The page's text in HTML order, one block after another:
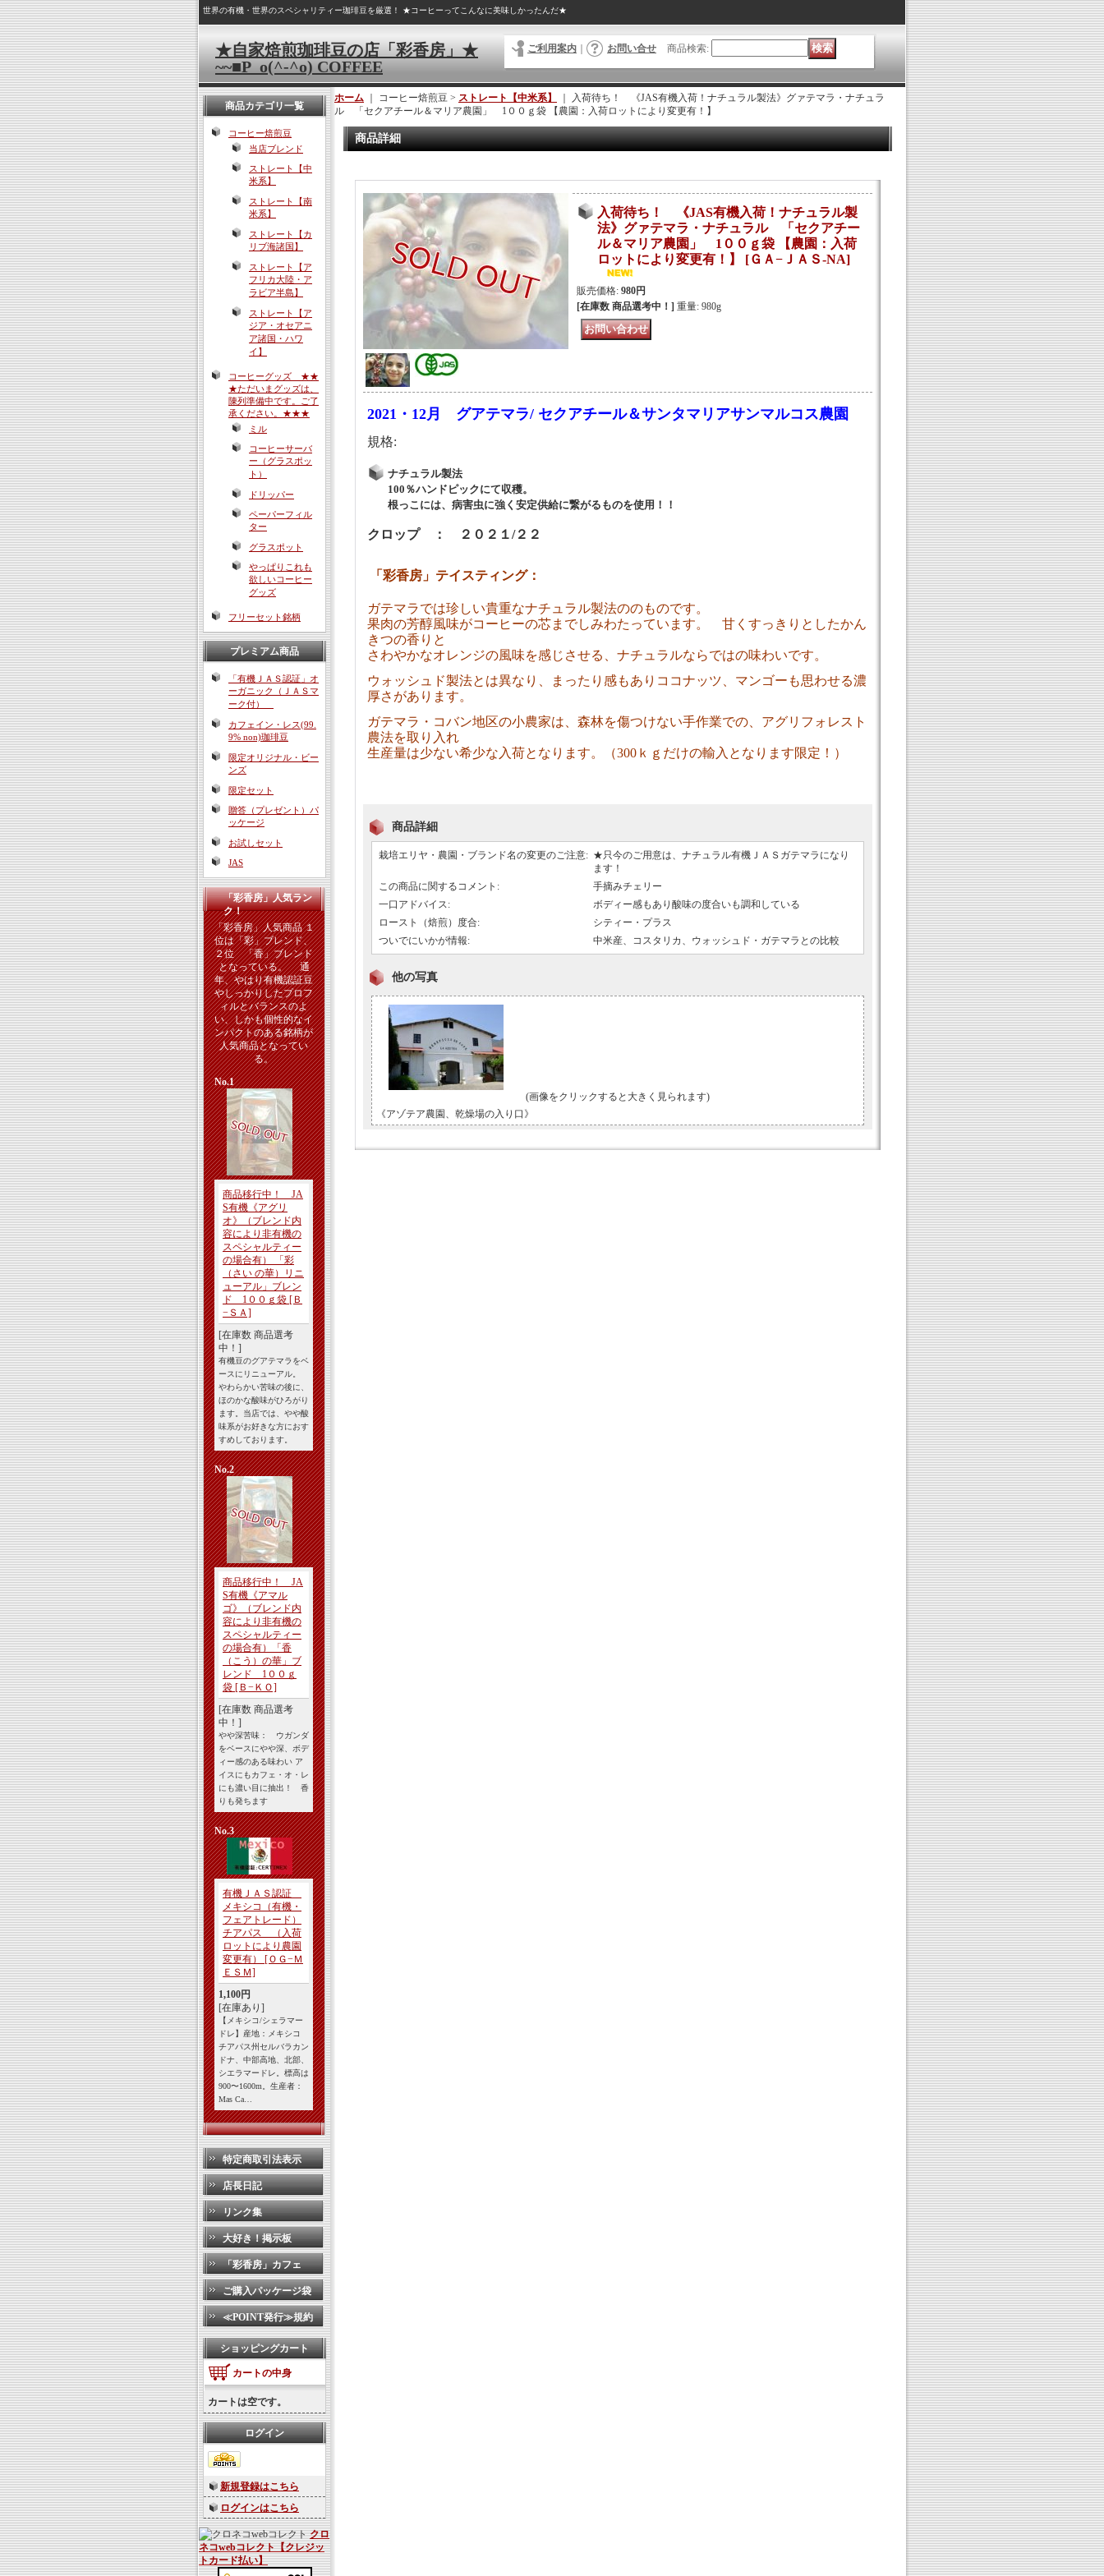
世界の有機・世界のスペシャリティー珈琲豆を厳選！ ★コーヒーってこんなに美味しかったんだ★
★自家焙煎珈琲豆の店「彩香房」★
~~■P_o(^-^o) COFFEE
ご利用案内 お問い合せ 商品検索:
商品カテゴリ一覧
コーヒー焙煎豆
当店ブレンド
ストレート【中
米系】
ストレート【南
米系】
ストレート【カ
リブ海諸国】
ストレート【ア
フリカ大陸・ア
ラビア半島】
ストレート【ア
ジア・オセアニ
ア諸国・ハワ
イ】
コーヒーグッズ ★★
★ただいまグッズは、
陳列準備中です。ご了
承ください。★★★
ミル
コーヒーサーバ
ー（グラスポッ
ト）
ドリッパー
ペーパーフィル
ター
グラスポット
やっぱりこれも
欲しいコーヒー
グッズ
フリーセット銘柄
プレミアム商品
「有機ＪＡＳ認証」オ
ーガニック（ＪＡＳマ
ーク付）
カフェイン・レス(99.
9% non)珈琲豆
限定オリジナル・ビー
ンズ
限定セット
贈答（プレゼント）パ
ッケージ
お試しセット
JAS
「彩香房」人気ラン
ク！
「彩香房」人気商品 １
位は「彩」ブレンド、
２位 「香」ブレンド
となっている。 通
年、やはり有機認証豆
やしっかりしたプロフ
ィルとバランスのよ
い、しかも個性的なイ
ンパクトのある銘柄が
人気商品となってい
る。
No.1
商品移行中！ JA
S有機《アグリ
オ》（ブレンド内
容により非有機の
スペシャルティー
の場合有） 「彩
（さい の華）リニ
ューアル」ブレン
ド 1００ｇ袋 [Ｂ
−ＳＡ]
[在庫数 商品選考
中！]
有機豆のグアテマラをベ
ースにリニューアル。
やわらかい苦味の後に、
ほのかな酸味がひろがり
ます。当店では、やや酸
味系がお好きな方におす
すめしております。
No.2
商品移行中！ JA
S有機《アマル
ゴ》（ブレンド内
容により非有機の
スペシャルティー
の場合有）「香
（こう）の華」ブ
レンド 1００ｇ
袋 [Ｂ−ＫＯ]
[在庫数 商品選考
中！]
やや深苦味： ウガンダ
をベースにやや深、ボデ
ィー感のある味わい ア
イスにもカフェ・オ・レ
にも濃い目に抽出！ 香
りも発ちます
No.3
有機ＪＡＳ認証
メキシコ（有機・
フェアトレード）
チアパス （入荷
ロットにより農園
変更有） [ＯＧ−Ｍ
ＥＳＭ]
1,100円
[在庫あり]
【メキシコ/シェラマー
ドレ】産地：メキシコ
チアパス州セルバラカン
ドナ、中部高地、北部、
シエラマードレ。標高は
900〜1600m。生産者：
Mas Ca…
特定商取引法表示
店長日記
リンク集
大好き！掲示板
「彩香房」カフェ
ご購入パッケージ袋
≪POINT発行≫規約
ショッピングカート
カートの中身
カートは空です。
ログイン
新規登録はこちら
ログインはこちら
クロ
ネコwebコレクト【クレジッ
トカード払い】
ホーム ｜ コーヒー焙煎豆 > ストレート【中米系】
入荷待ち！ 《JAS有機入荷！ナチュラル製法》グァテマラ・ナチュラ
ル 「セクアチール＆マリア農園」 1００ｇ袋 【農園：入荷ロットにより変更有！】
商品詳細
入荷待ち！ 《JAS有機入荷！ナチュラル製
法》グァテマラ・ナチュラル 「セクアチー
ル＆マリア農園」 1００ｇ袋 【農園：入荷
ロットにより変更有！】 [ＧＡ−ＪＡＳ-NA]
販売価格: 980円
[在庫数 商品選考中！] 重量: 980g
2021・12月 グアテマラ/ セクアチール＆サンタマリアサンマルコス農園
規格:
ナチュラル製法
100％ハンドピックにて収穫。
根っこには、病害虫に強く安定供給に繋がるものを使用！！
クロップ ： ２０２１/２２
「彩香房」テイスティング：
ガテマラでは珍しい貴重なナチュラル製法ののものです。
果肉の芳醇風味がコーヒーの芯までしみわたっています。 甘くすっきりとしたかん
きつの香りと
さわやかなオレンジの風味を感じさせる、ナチュラルならではの味わいです。
ウォッシュド製法とは異なり、まったり感もありココナッツ、マンゴーも思わせる濃
厚さがあります。
ガテマラ・コバン地区の小農家は、森林を傷つけない手作業での、アグリフォレスト
農法を取り入れ
生産量は少ない希少な入荷となります。（300ｋｇだけの輸入となります限定！）
商品詳細
栽培エリヤ・農園・ブランド名の変更のご注意: ★只今のご用意は、ナチュラル有機ＪＡＳガテマラになり
ます！
この商品に関するコメント :
手摘みチェリー
一口アドバイス:
ボディー感もあり酸味の度合いも調和している
ロースト（焙煎）度合:
シティー・プラス
ついでにいかが情報: 中米産、コスタリカ、ウォッシュド・ガテマラとの比較
他の写真
(画像をクリックすると大きく見られます)
《アゾテア農園、乾燥場の入り口》